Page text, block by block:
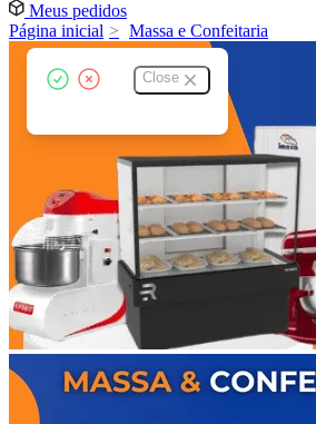
Meus pedidos
Close
Página inicial Massa e Confeitaria